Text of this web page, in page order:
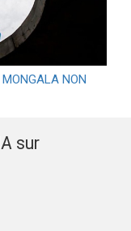
MONGALA NON
sur